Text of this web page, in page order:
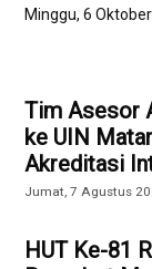
Minggu, 6
Tim Asesor
ke UIN
Akreditasi
Jumat, 7 Agustus
HUT Ke-81